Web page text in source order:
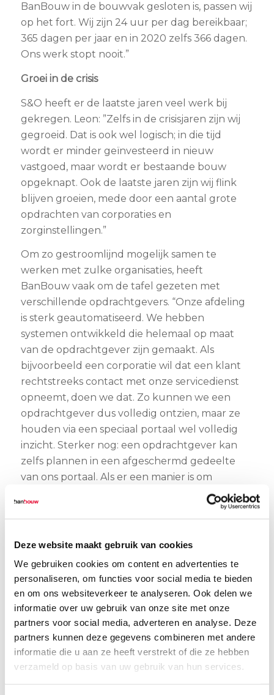
Deze website maakt gebruik van cookies
We gebruiken cookies om content en advertenties te
personaliseren, om functies voor social media te bieden
en om ons websiteverkeer te analyseren. Ook delen we
informatie over uw gebruik van onze site met onze
partners voor social media, adverteren en analyse. Deze
partners kunnen deze gegevens combineren met andere
informatie die u aan ze heeft verstrekt of die ze hebben
verzameld op basis van uw gebruik van hun services.
BanBouw in de bouwvak gesloten is, passen wij
op het fort. Wij zijn 24 uur per dag bereikbaar;
365 dagen per jaar en in 2020 zelfs 366 dagen.
Ons werk stopt nooit.”
Groei in de crisis
S&O heeft er de laatste jaren veel werk bij
gekregen. Leon: ”Zelfs in de crisisjaren zijn wij
gegroeid. Dat is ook wel logisch; in die tijd
wordt er minder geïnvesteerd in nieuw
vastgoed, maar wordt er bestaande bouw
opgeknapt. Ook de laatste jaren zijn wij flink
blijven groeien, mede door een aantal grote
opdrachten van corporaties en
zorginstellingen.”
Om zo gestroomlijnd mogelijk samen te
werken met zulke organisaties, heeft
BanBouw vaak om de tafel gezeten met
verschillende opdrachtgevers. “Onze afdeling
is sterk geautomatiseerd. We hebben
systemen ontwikkeld die helemaal op maat
van de opdrachtgever zijn gemaakt. Als
bijvoorbeeld een corporatie wil dat een klant
rechtstreeks contact met onze servicedienst
opneemt, doen we dat. Zo kunnen we een
opdrachtgever dus volledig ontzien, maar ze
houden via een speciaal portaal wel volledig
inzicht. Sterker nog: een opdrachtgever kan
zelfs plannen in een afgeschermd gedeelte
van ons portaal. Als er een manier is om
opdrachtgever makkelijker te maken, is het
Met hetzelfde systeem kan S&O ook
waardevolle analyses genereren. “In
BouwWorks, het systeem waarmee we werken,
registreren we alles. We kunnen in een paar
muisklikken zien hoe vaak we binnen
bijvoorbeeld een jaar bij adres X zijn geweest
om een bepaalde storing te verhelpen. Zulke